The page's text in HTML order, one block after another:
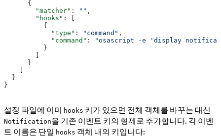
      {
        "matcher"
: "" ,
        "hooks"
: [
          {
            "type"
: "command" ,
            "command"
:
"osascript -e 'display
          }
      }
  }
}
설정 파일에 이미 hooks 키가 있으면 전체 객체를 바꾸는 대신
Notification을 기존 이벤트 키의 형제로 추가합니다. 각 이벤
트 이름은 단일 hooks 객체 내의 키입니다: